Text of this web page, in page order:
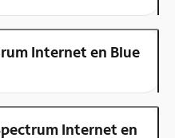
Internet en Blue
Internet en